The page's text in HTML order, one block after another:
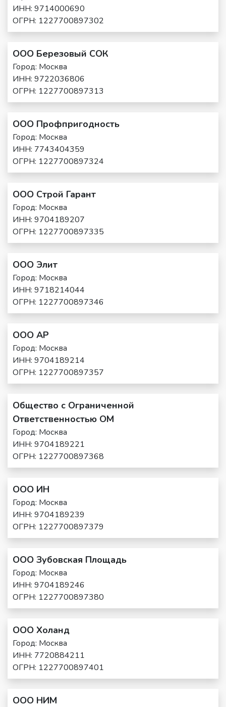
ИНН: 9714000690
ОГРН: 1227700897302
ООО Березовый СОК
Город: Москва
ИНН: 9722036806
ОГРН: 1227700897313
ООО Профпригодность
Город: Москва
ИНН: 7743404359
ОГРН: 1227700897324
ООО Строй Гарант
Город: Москва
ИНН: 9704189207
ОГРН: 1227700897335
ООО Элит
Город: Москва
ИНН: 9718214044
ОГРН: 1227700897346
ООО АР
Город: Москва
ИНН: 9704189214
ОГРН: 1227700897357
Общество с Ограниченной
Ответственностью ОМ
Город: Москва
ИНН: 9704189221
ОГРН: 1227700897368
ООО ИН
Город: Москва
ИНН: 9704189239
ОГРН: 1227700897379
ООО Зубовская Площадь
Город: Москва
ИНН: 9704189246
ОГРН: 1227700897380
ООО Холанд
Город: Москва
ИНН: 7720884211
ОГРН: 1227700897401
ООО НИМ